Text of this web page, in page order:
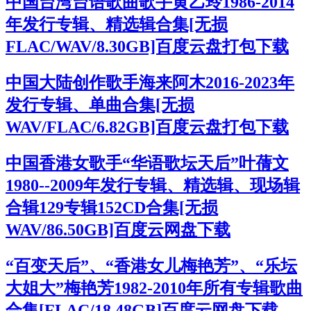
年发行专辑、精选辑合集[无损
FLAC/WAV/8.30GB]百度云盘打包下载
中国大陆创作歌手海来阿木2016-2023年
发行专辑、单曲合集[无损
WAV/FLAC/6.82GB]百度云盘打包下载
中国香港女歌手“华语歌坛天后”叶蒨文
1980--2009年发行专辑、精选辑、现场辑
合辑129专辑152CD合集[无损
WAV/86.50GB]百度云网盘下载
“百变天后”、“香港女儿梅艳芳”、“乐坛
大姐大”梅艳芳1982-2010年所有专辑歌曲